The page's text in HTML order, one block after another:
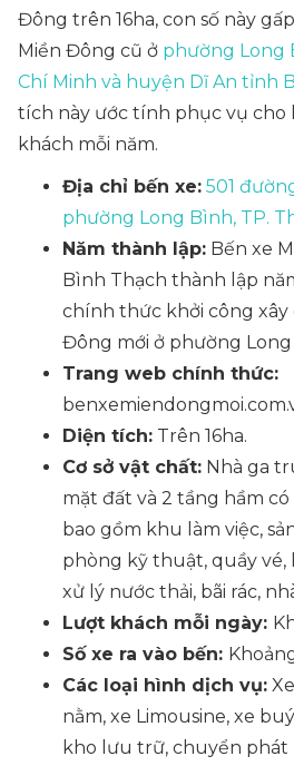
Đông trên 16ha, con số này
Miền Đông cũ ở phường Long
Chí Minh và huyện Dĩ An tỉnh
tích này ước tính phục vụ cho
khách mỗi năm.
Địa chỉ bến xe: 501
phường Long Bình, TP.
Năm thành lập: Bến xe
Bình Thạch thành lập
chính thức khởi công xây
Đông mới ở phường
Trang web chính thức:
Diện tích: Trên 16ha.
Cơ sở vật chất: Nhà ga
mặt đất và 2 tầng hầm
bao gồm khu làm việc,
phòng kỹ thuật, quầy vé,
xử lý nước thải, bãi rác,
Lượt khách mỗi ngày:
Số xe ra vào bến:
Các loại hình dịch vụ:
nằm, xe Limousine, xe
kho lưu trữ, chuyển phát